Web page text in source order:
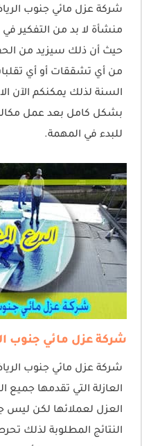
شركة عزل مائي جنوب
منشأة لا بد من التفكير في
حيث أن ذلك سيزيد من
من أي تشققات أو أي
السنة لذلك يمكنكم الآن
بشكل كامل بعد عمل
للبدء في المهمة.
شركة عزل مائي جنوب
شركة عزل مائي جنوب
العازلة التي تقدمها
العزل لعملائها لكن
النتائج المطلوبة لذلك